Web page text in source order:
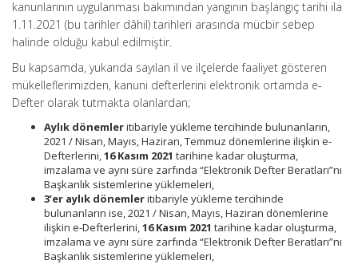
kanunlarının uygulanması bakımından yangının başlangıç tarihi ila
1.11.2021 (bu tarihler dâhil) tarihleri arasında mücbir sebep
halinde olduğu kabul edilmiştir.
Bu kapsamda, yukarıda sayılan il ve ilçelerde faaliyet gösteren
mükelleflerimizden, kanuni defterlerini elektronik ortamda e-
Defter olarak tutmakta olanlardan;
Aylık dönemleritibariyle yükleme tercihinde bulunanların,
2021 / Nisan, Mayıs, Haziran, Temmuz dönemlerine ilişkin e-
Defterlerini,16 Kasım 2021 tarihine kadar oluşturma,
imzalama ve aynı süre zarfında “Elektronik Defter Beratları”nı
Başkanlık sistemlerine yüklemeleri,
3’er aylık dönemleritibariyle yükleme tercihinde
bulunanların ise, 2021 / Nisan, Mayıs, Haziran dönemlerine
ilişkin e-Defterlerini,16 Kasım 2021 tarihine kadar oluşturma,
imzalama ve aynı süre zarfında “Elektronik Defter Beratları”nı
Başkanlık sistemlerine yüklemeleri,